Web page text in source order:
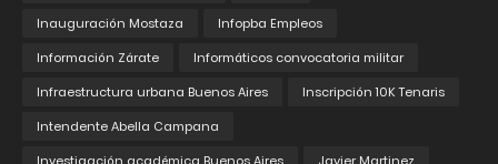
Inauguración Mostaza
Infopba Empleos
Información Zárate
Informáticos convocatoria militar
Infraestructura urbana Buenos Aires
Inscripción 10K Tenaris
Intendente Abella Campana